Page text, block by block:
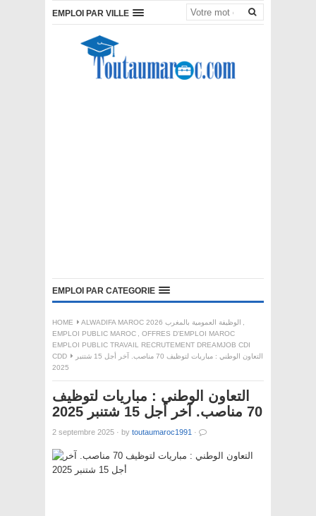
EMPLOI PAR VILLE
EMPLOI PAR CATEGORIE
HOME ALWADIFA MAROC 2026 الوظيفة العمومية بالمغرب
,
EMPLOI PUBLIC MAROC , OFFRES D'EMPLOI MAROC
EMPLOI PUBLIC TRAVAIL RECRUTEMENT DREAMJOB CDI
CDD
التعاون الوطني : مباريات لتوظيف 70 مناصب. آخر أجل 15 شتنبر
2025
التعاون الوطني : مباريات لتوظيف
70 مناصب. آخر أجل 15 شتنبر 2025
2 septembre 2025 · by toutaumaroc1991 ·